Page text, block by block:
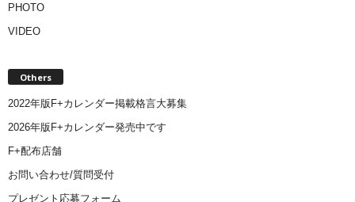
PHOTO
VIDEO
Others
2022年版F+カレンダー掲載格言大募集
2026年版F+カレンダー発売中です
F+配布店舗
お問い合わせ/質問受付
プレゼント応募フォーム